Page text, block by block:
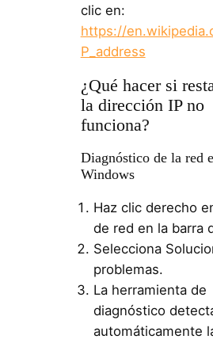
clic en:
https://
P_address
¿Qué hacer si
la dirección IP no
funciona?
Diagnóstico de la red
Windows
Haz clic derecho
de red en la barra
Selecciona
problemas.
La herramienta de
diagnóstico
automáticamente